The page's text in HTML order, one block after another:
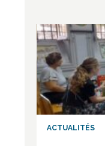
ACTUALITÉS